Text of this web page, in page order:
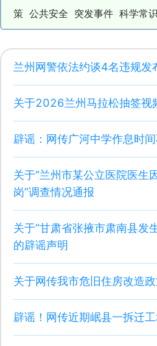
策 公共安全 突发事件 科学常识
兰州网警依法约谈4名违规发
关于2026兰州马拉松抽签视
辟谣：网传广河中学作息时
关于“兰州市某公立医院医生
岗”调查情况通报
关于“甘肃省张掖市肃南县发
的辟谣声明
关于网传我市危旧住房改造
辟谣！网传近期岷县一拆迁